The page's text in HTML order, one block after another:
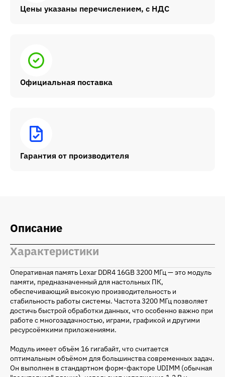
Цены указаны перечислением, с НДС
Официальная поставка
Гарантия от производителя
Описание
Характеристики
Оперативная память Lexar DDR4 16GB 3200 МГц — это модуль
памяти, предназначенный для настольных ПК,
обеспечивающий высокую производительность и
стабильность работы системы. Частота 3200 МГц позволяет
достичь быстрой обработки данных, что особенно важно при
работе с многозадачностью, играми, графикой и другими
ресурсоёмкими приложениями.
Модуль имеет объём 16 гигабайт, что считается
оптимальным объёмом для большинства современных задач.
Он выполнен в стандартном форм-факторе UDIMM (обычная